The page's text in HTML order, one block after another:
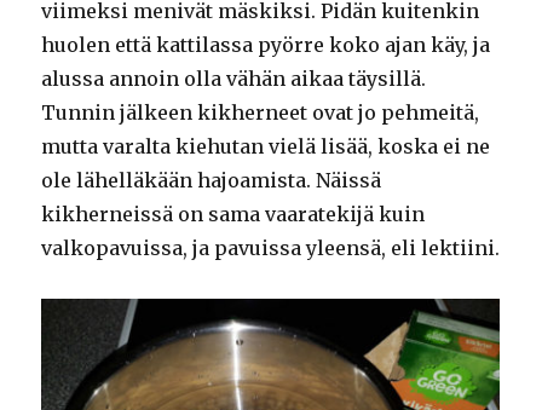
viimeksi menivät mäskiksi. Pidän kuitenkin
huolen että kattilassa pyörre koko ajan käy, ja
alussa annoin olla vähän aikaa täysillä.
Tunnin jälkeen kikherneet ovat jo pehmeitä,
mutta varalta kiehutan vielä lisää, koska ei ne
ole lähelläkään hajoamista. Näissä
kikherneissä on sama vaaratekijä kuin
valkopavuissa, ja pavuissa yleensä, eli lektiini.